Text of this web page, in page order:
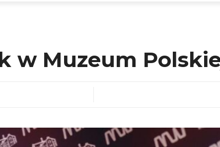
w Muzeum